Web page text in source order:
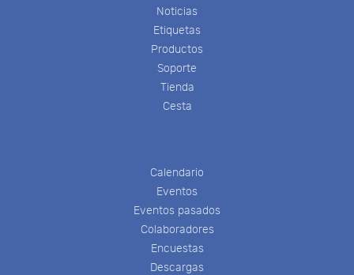
Noticias
Etiquetas
Productos
Soporte
Tienda
Cesta
Calendario
Eventos
Eventos pasados
Colaboradores
Encuestas
Descargas